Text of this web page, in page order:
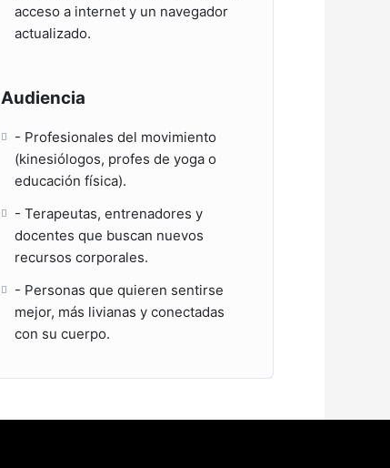
acceso a internet y un navegador
actualizado.
Audiencia
- Profesionales del movimiento
(kinesiólogos, profes de yoga o
educación física).
- Terapeutas, entrenadores y
docentes que buscan nuevos
recursos corporales.
- Personas que quieren sentirse
mejor, más livianas y conectadas
con su cuerpo.